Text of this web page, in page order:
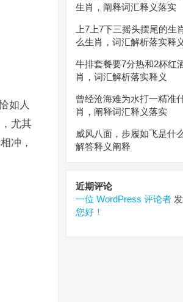
如人
尤其
冲，
生肖，阐释词汇释义落实
上7上7下三摇头摆尾的生
么生肖，词汇解析落实释义
牛排套餐要7分热和2杯红
肖，词汇解析落实释义
曾经沧海难为水打一精准
肖，阐释词汇释义落实
威风八面，步履如飞是什
解答释义阐释
近期评论
一位 WordPress 评论者
您好！